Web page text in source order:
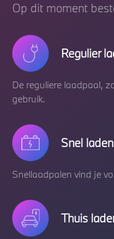
Op dit moment
Regulier
De reguliere laadpaal,
gebruik.
Snel
Snellaadpalen vind je
Thuis